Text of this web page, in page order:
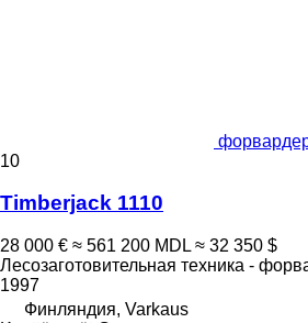
10
Timberjack 1110
28 000 € ≈ 561 200 MDL ≈ 32 350 $
Лесозаготовительная техника -
1997
Финляндия, Varkaus